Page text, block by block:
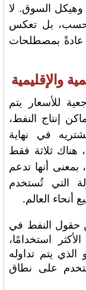
وهيكل السوق. لا
بل تعكس
عادةً بمصطلحات
والإقليمية
للأسعار يتم
إنتاج النفط،
في نهاية
ثلاثة فقط
أنها تدعم
التي تُستخدم
أنحاء العالم.
حقول النفط في
استخدامًا،
يتم تداوله
على نطاق